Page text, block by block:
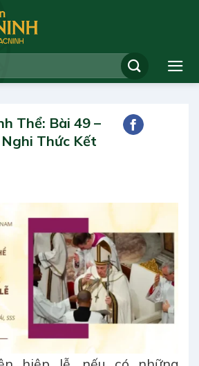
Thể: Bài 49 –
Thức Kết